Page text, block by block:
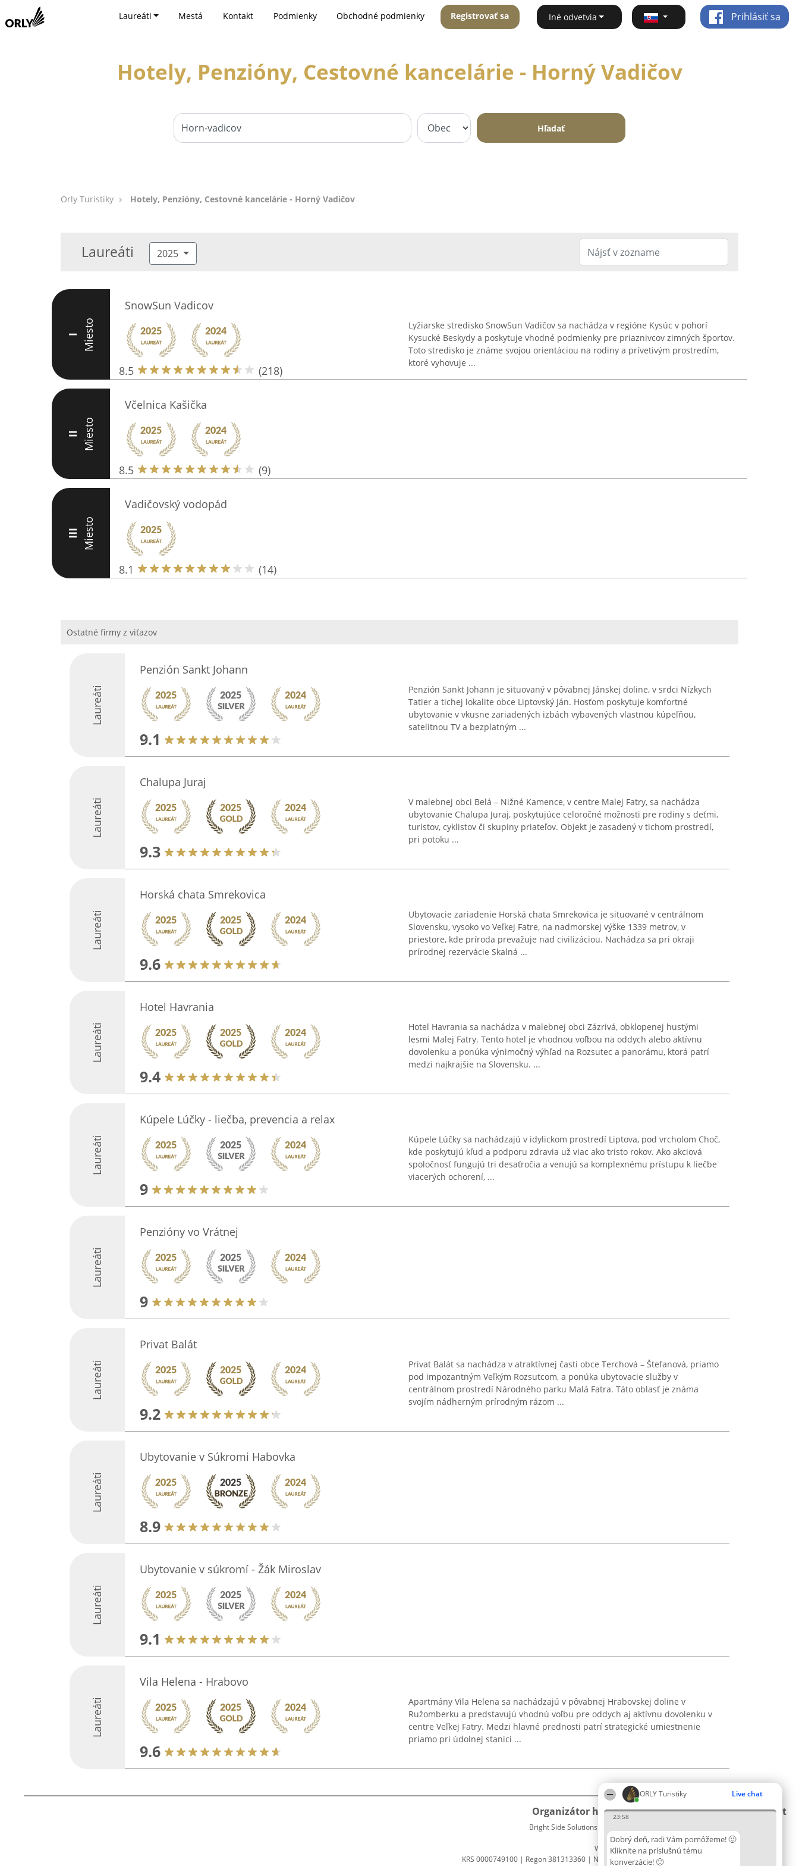
ORLY Turistiky Live chat
23:58
Dobrý deň, radi Vám pomôžeme! 🙂
Kliknite na príslušnú tému
konverzácie! 🙂
Laureáti Mestá Kontakt Podmienky Obchodné podmienky Registrovať sa Iné odvetvia Prihlásiť sa
Hotely, Penzióny, Cestovné kancelárie - Horný Vadičov
Hľadať
Orly Turistiky Hotely, Penzióny, Cestovné kancelárie - Horný Vadičov
Laureáti 2025
I Miesto
SnowSun Vadicov
8.5 (218)
Lyžiarske stredisko SnowSun Vadičov sa nachádza v regióne Kysúc v pohorí
Kysucké Beskydy a poskytuje vhodné podmienky pre priaznivcov zimných športov.
Toto stredisko je známe svojou orientáciou na rodiny a prívetivým prostredím,
ktoré vyhovuje ...
II Miesto
Včelnica Kašička
8.5 (9)
III Miesto
Vadičovský vodopád
8.1 (14)
Ostatné firmy z viťazov
Laureáti
Penzión Sankt Johann
9.1
Penzión Sankt Johann je situovaný v pôvabnej Jánskej doline, v srdci Nízkych
Tatier a tichej lokalite obce Liptovský Ján. Hosťom poskytuje komfortné
ubytovanie v vkusne zariadených izbách vybavených vlastnou kúpeľňou,
satelitnou TV a bezplatným ...
Laureáti
Chalupa Juraj
9.3
V malebnej obci Belá – Nižné Kamence, v centre Malej Fatry, sa nachádza
ubytovanie Chalupa Juraj, poskytujúce celoročné možnosti pre rodiny s deťmi,
turistov, cyklistov či skupiny priateľov. Objekt je zasadený v tichom prostredí,
pri potoku ...
Laureáti
Horská chata Smrekovica
9.6
Ubytovacie zariadenie Horská chata Smrekovica je situované v centrálnom
Slovensku, vysoko vo Veľkej Fatre, na nadmorskej výške 1339 metrov, v
priestore, kde príroda prevažuje nad civilizáciou. Nachádza sa pri okraji
prírodnej rezervácie Skalná ...
Laureáti
Hotel Havrania
9.4
Hotel Havrania sa nachádza v malebnej obci Zázrivá, obklopenej hustými
lesmi Malej Fatry. Tento hotel je vhodnou voľbou na oddych alebo aktívnu
dovolenku a ponúka výnimočný výhľad na Rozsutec a panorámu, ktorá patrí
medzi najkrajšie na Slovensku. ...
Laureáti
Kúpele Lúčky - liečba, prevencia a relax
9
Kúpele Lúčky sa nachádzajú v idylickom prostredí Liptova, pod vrcholom Choč,
kde poskytujú kľud a podporu zdravia už viac ako tristo rokov. Ako akciová
spoločnosť fungujú tri desaťročia a venujú sa komplexnému prístupu k liečbe
viacerých ochorení, ...
Laureáti
Penzióny vo Vrátnej
9
Laureáti
Privat Balát
9.2
Privat Balát sa nachádza v atraktívnej časti obce Terchová – Štefanová, priamo
pod impozantným Veľkým Rozsutcom, a ponúka ubytovacie služby v
centrálnom prostredí Národného parku Malá Fatra. Táto oblasť je známa
svojím nádherným prírodným rázom ...
Laureáti
Ubytovanie v Súkromi Habovka
8.9
Laureáti
Ubytovanie v súkromí - Žák Miroslav
9.1
Laureáti
Vila Helena - Hrabovo
9.6
Apartmány Vila Helena sa nachádzajú v pôvabnej Hrabovskej doline v
Ružomberku a predstavujú vhodnú voľbu pre oddych aj aktívnu dovolenku v
centre Veľkej Fatry. Medzi hlavné prednosti patrí strategické umiestnenie
priamo pri údolnej stanici ...
Organizátor hodnotenia
Bright Side Solutions sp. z o. o. sp. k.
ul. Ruska 22
Wrocław 50-079
KRS 0000749100 | Regon 381313360 | NIP 8943132676
Hodnotenie
Lista
wszystkich
Kontakt